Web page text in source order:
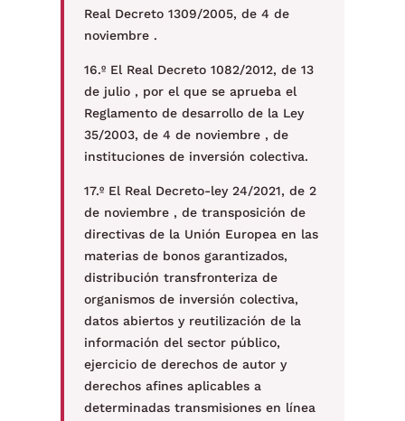
Real Decreto 1309/2005, de 4 de
noviembre .
16.º El Real Decreto 1082/2012, de 13
de julio , por el que se aprueba el
Reglamento de desarrollo de la Ley
35/2003, de 4 de noviembre , de
instituciones de inversión colectiva.
17.º El Real Decreto-ley 24/2021, de 2
de noviembre , de transposición de
directivas de la Unión Europea en las
materias de bonos garantizados,
distribución transfronteriza de
organismos de inversión colectiva,
datos abiertos y reutilización de la
información del sector público,
ejercicio de derechos de autor y
derechos afines aplicables a
determinadas transmisiones en línea